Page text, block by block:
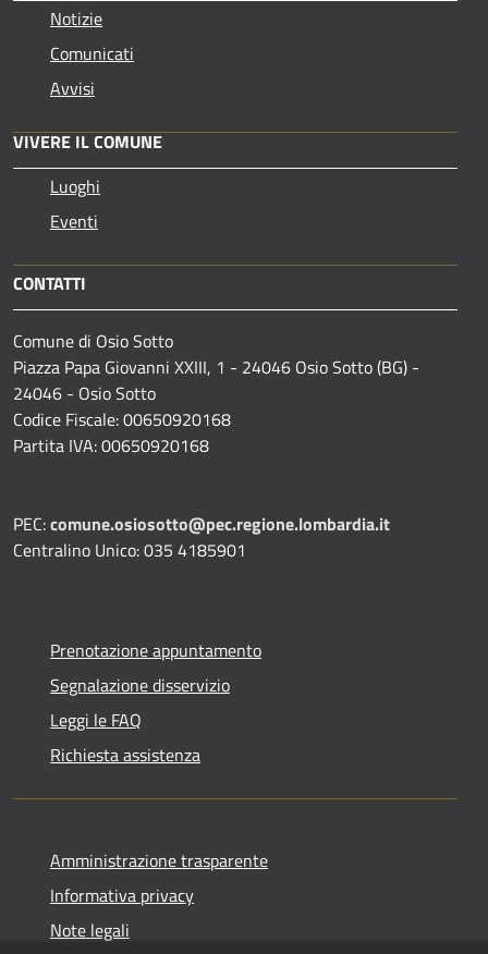
Notizie
Comunicati
Avvisi
VIVERE IL COMUNE
Luoghi
Eventi
CONTATTI
Comune di Osio Sotto
Piazza Papa Giovanni XXIII, 1 - 24046 Osio Sotto (BG) -
24046 - Osio Sotto
Codice Fiscale: 00650920168
Partita IVA: 00650920168
PEC:comune.osiosotto@pec.regione.lombardia.it
Centralino Unico: 035 4185901
Prenotazione appuntamento
Segnalazione disservizio
Leggi le FAQ
Richiesta assistenza
Amministrazione trasparente
Informativa privacy
Note legali